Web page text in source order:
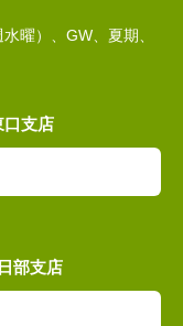
曜）、GW、夏期、
口支店
部支店